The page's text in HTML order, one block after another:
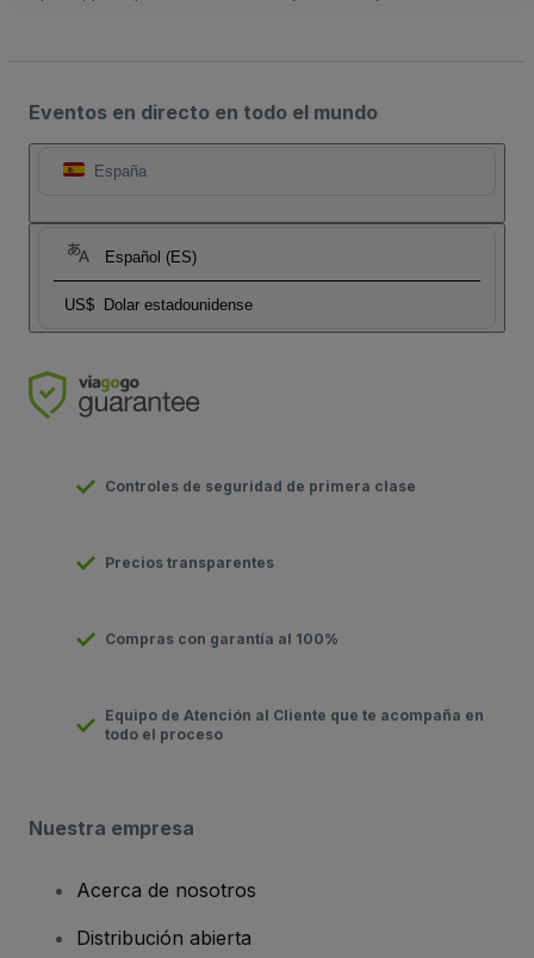
Eventos en directo en todo el mundo
España
Español (ES)
US$ Dolar estadounidense
Controles de seguridad de primera clase
Precios transparentes
Compras con garantía al 100%
Equipo de Atención al Cliente que te acompaña en
todo el proceso
Nuestra empresa
Acerca de nosotros
Distribución abierta